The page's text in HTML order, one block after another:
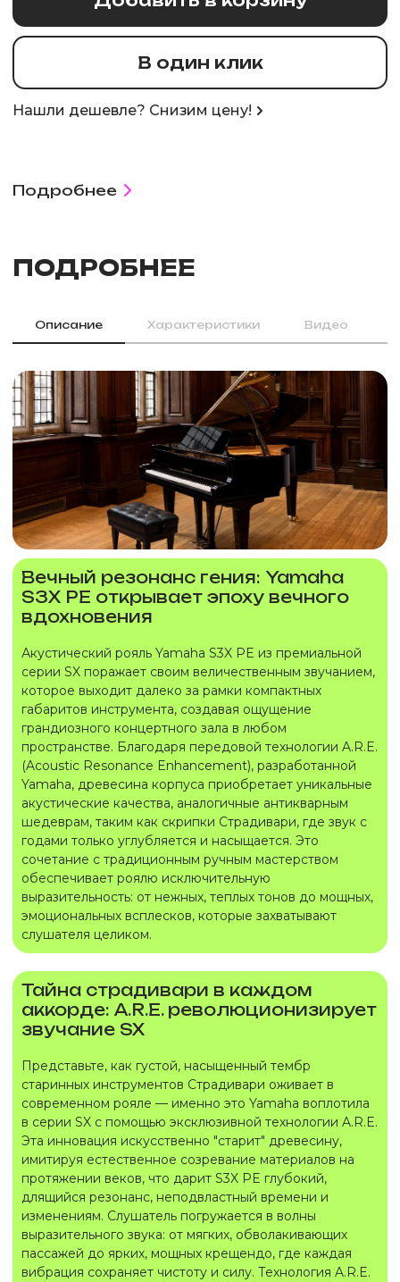
В один клик
Нашли дешевле? Снизим цену!
Подробнее
ПОДРОБНЕЕ
Описание Характеристики Видео
Вечный резонанс гения: Yamaha
S3X PE открывает эпоху вечного
вдохновения
Акустический рояль Yamaha S3X PE из премиальной
серии SX поражает своим величественным звучанием,
которое выходит далеко за рамки компактных
габаритов инструмента, создавая ощущение
грандиозного концертного зала в любом
пространстве. Благодаря передовой технологии A.R.E.
(Acoustic Resonance Enhancement), разработанной
Yamaha, древесина корпуса приобретает уникальные
акустические качества, аналогичные антикварным
шедеврам, таким как скрипки Страдивари, где звук с
годами только углубляется и насыщается. Это
сочетание с традиционным ручным мастерством
обеспечивает роялю исключительную
выразительность: от нежных, теплых тонов до мощных,
эмоциональных всплесков, которые захватывают
слушателя целиком.
Тайна страдивари в каждом
аккорде: A.R.E. революционизирует
звучание SX
Представьте, как густой, насыщенный тембр
старинных инструментов Страдивари оживает в
современном рояле — именно это Yamaha воплотила
в серии SX с помощью эксклюзивной технологии A.R.E.
Эта инновация искусственно "старит" древесину,
имитируя естественное созревание материалов на
протяжении веков, что дарит S3X PE глубокий,
длящийся резонанс, неподвластный времени и
изменениям. Слушатель погружается в волны
выразительного звука: от мягких, обволакивающих
пассажей до ярких, мощных крещендо, где каждая
вибрация сохраняет чистоту и силу. Технология A.R.E.